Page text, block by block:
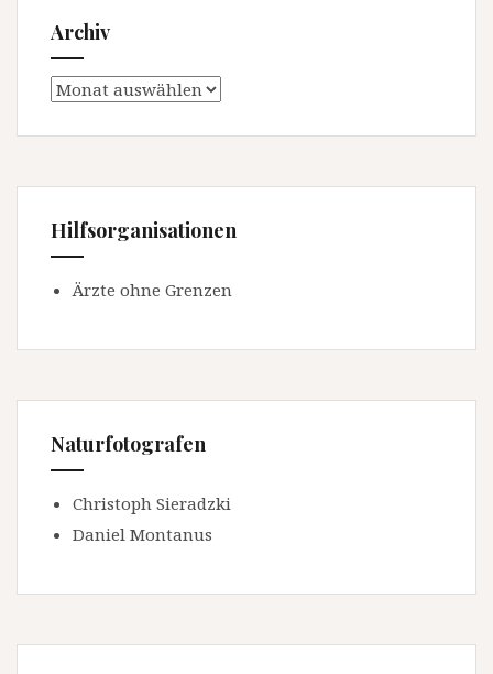
Archiv
Archiv
Hilfsorganisationen
Ärzte ohne Grenzen
Naturfotografen
Christoph Sieradzki
Daniel Montanus